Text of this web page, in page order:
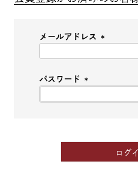
メールアドレス
パスワード
ログ